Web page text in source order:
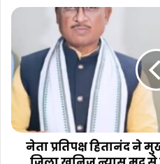
नेता प्रतिपक्ष हितानंद ने